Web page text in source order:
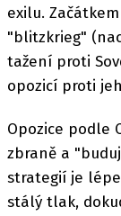
exilu.
"blitzkrieg"
tažení proti
opozicí proti
Opozice podle
zbraně a
strategií je
stálý tlak,